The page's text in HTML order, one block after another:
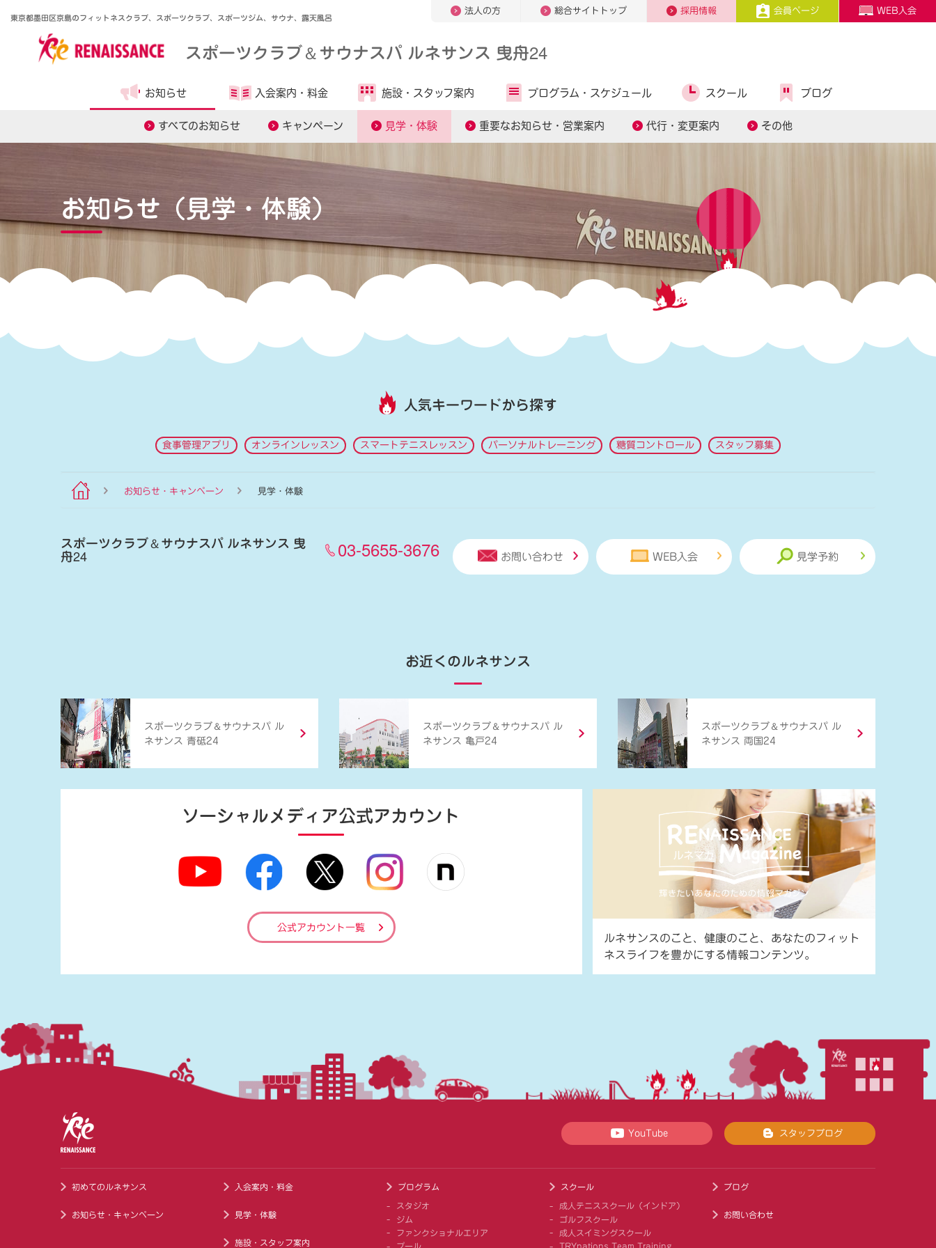
東京都墨田区京島のフィットネスクラブ、スポーツクラブ、スポーツジム、サウナ、露天風呂
法人の方 総合サイトトップ 採用情報 会員ページ WEB入会
スポーツクラブ＆サウナスパ ルネサンス 曳舟24
お知らせ
すべてのお知らせ キャンペーン 見学・体験 重要なお知らせ・営業案内 代行・変更案内 その他
入会案内・ 料金 施設・ スタッフ案内 プログラム・ スケジュール スクール ブログ
お知らせ（見学・体験）
人気キーワードから探す
食事管理アプリ オンラインレッスン スマートテニスレッスン パーソナルトレーニング 糖質コントロール スタッフ募集
お知らせ・キャンペーン 見学・体験
スポーツクラブ＆サウナスパ ルネサンス 曳
舟24 03-5655-3676 お問い合わせ WEB入会 見学予約
お近くのルネサンス
スポーツクラブ ＆ サウナスパ ル
ネサンス 青砥24
スポーツクラブ ＆ サウナスパ ル
ネサンス 亀戸24
スポーツクラブ ＆ サウナスパ ル
ネサンス 両国24
ソーシャルメディア公式アカウント
公式アカウント一覧
ルネサンスのこと、健康のこと、あなたのフィット
ネスライフを豊かにする情報コンテンツ。
YouTube スタッフブログ
初めてのルネサンス
お知らせ・キャンペーン
入会案内・料金
見学・体験
施設・スタッフ案内
プログラム
スタジオ
ジム
ファンクショナルエリア
プール
スクール
成人テニススクール（インドア）
ゴルフスクール
成人スイミングスクール
TRYnations Team Training
ブログ
お問い合わせ